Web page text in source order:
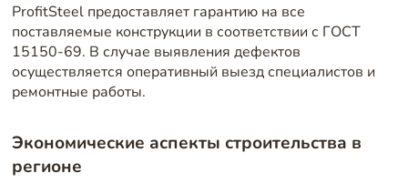
ProfitSteel предоставляет гарантию на все
поставляемые конструкции в соответствии с ГОСТ
15150-69. В случае выявления дефектов
осуществляется оперативный выезд специалистов и
ремонтные работы.
Экономические аспекты строительства в
регионе